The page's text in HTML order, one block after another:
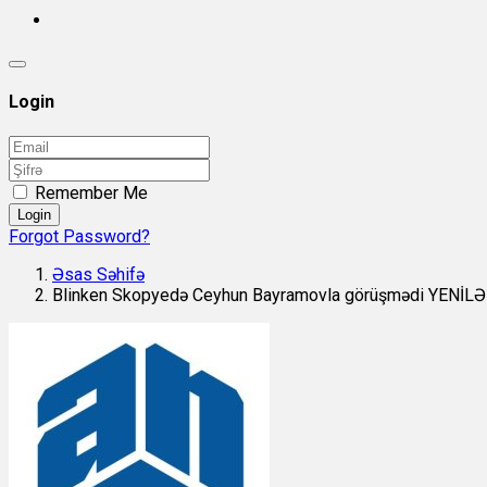
Login
Remember Me
Login
Forgot Password?
Əsas Səhifə
Blinken Skopyedə Ceyhun Bayramovla görüşmədi